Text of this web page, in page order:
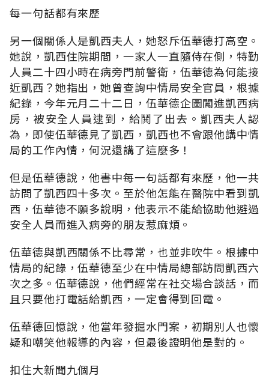
每一句話都有來歷
另一個關係人是凱西夫人，她怒斥伍華德打高空。
她說，凱西住院期間，一家人一直隨侍在側，特勤
人員二十四小時在病旁門前警衛，伍華德為何能接
近凱西？她指出，她曾查詢中情局安全官員，根據
紀錄，今年元月二十二日，伍華德企圖闖進凱西病
房，被安全人員逮到，給鬨了出去。凱西夫人認
為，即使伍華德見了凱西，凱西也不會跟他講中情
局的工作內情，何況還講了這麼多！
但是伍華德說，他書中每一句話都有來歷，他一共
訪問了凱西四十多次。至於他怎能在醫院中看到凱
西，伍華德不願多說明，他表示不能給協助他避過
安全人員而進入病旁的朋友惹麻煩。
伍華德與凱西關係不比尋常，也並非吹牛。根據中
情局的紀錄，伍華德至少在中情局總部訪問凱西六
次之多。伍華德說，他們經常在社交場合談話，而
且只要他打電話給凱西，一定會得到回電。
伍華德回憶說，他當年發掘水門案，初期別人也懷
疑和嘲笑他報導的內容，但最後證明他是對的。
扣住大新聞九個月